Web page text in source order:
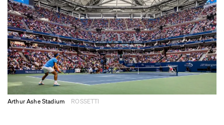
Arthur Ashe Stadium ROSSETTI